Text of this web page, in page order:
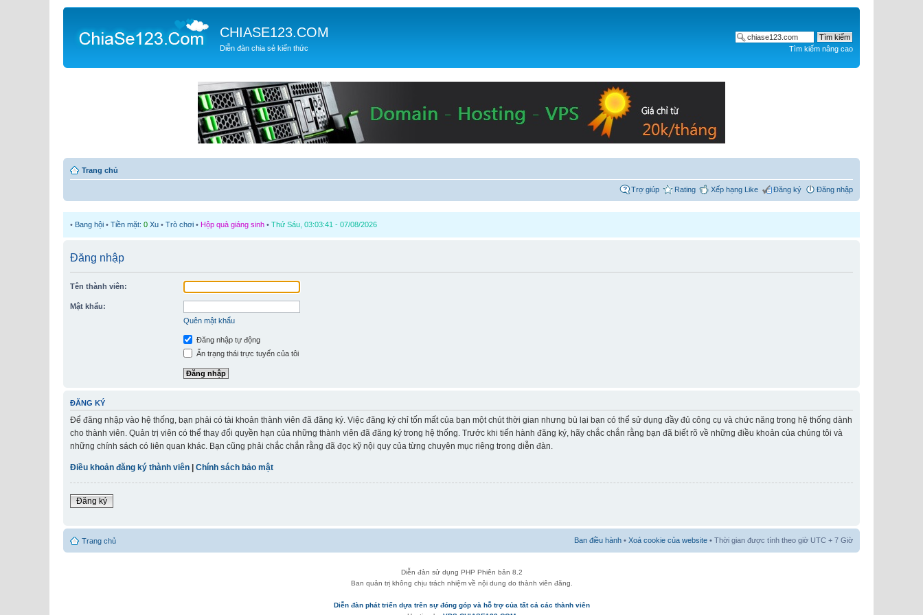
CHIASE123.COM
Diễn đàn chia sẻ kiến thức Tìm kiếm nâng cao
Trang chủ
Trợ giúp Rating Xếp hạng Like Đăng ký Đăng nhập
• Bang hội • Tiền mặt: 0 Xu • Trò chơi • Hộp quà giáng sinh • Thứ Sáu, 03:03:41 - 07/08/2026
Đăng nhập
Tên thành viên:
Mật khẩu:
Quên mật khẩu
Đăng nhập tự động
Ẩn trạng thái trực tuyến của tôi
ĐĂNG KÝ
Để đăng nhập vào hệ thống, bạn phải có tài khoản thành viên đã đăng ký. Việc đăng ký chỉ tốn mất của bạn một chút thời gian nhưng bù lại bạn có thể sử dụng đầy đủ công cụ và chức năng trong hệ thống dành
cho thành viên. Quản trị viên có thể thay đổi quyền hạn của những thành viên đã đăng ký trong hệ thống. Trước khi tiến hành đăng ký, hãy chắc chắn rằng bạn đã biết rõ về những điều khoản của chúng tôi và
những chính sách có liên quan khác. Bạn cũng phải chắc chắn rằng đã đọc kỹ nội quy của từng chuyên mục riêng trong diễn đàn.
Điều khoản đăng ký thành viên Chính sách bảo mật
Đăng ký
Trang chủ Ban điều hành • Xoá cookie của website • Thời gian được tính theo giờ UTC + 7 Giờ
Diễn đàn sử dụng PHP Phiên bản 8.2
Ban quản trị không chịu trách nhiệm về nội dung do thành viên đăng.
Diễn đàn phát triển dựa trên sự đóng góp và hỗ trợ của tất cả các thành viên